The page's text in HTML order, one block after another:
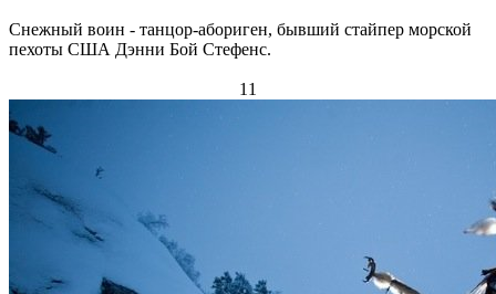
Снежный воин - танцор-абориген, бывший стайпер морской
пехоты США Дэнни Бой Стефенс.
11